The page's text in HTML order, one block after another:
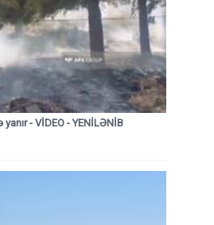
- VİDEO - YENİLƏNİB